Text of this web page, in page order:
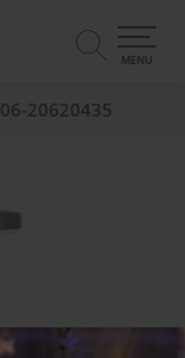
06-20620435
0
MENU